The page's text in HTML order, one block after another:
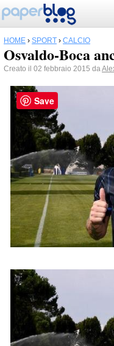
HOME › SPORT › CALCIO
Osvaldo-Boca
Creato il 02 febbraio 2015 da
Save